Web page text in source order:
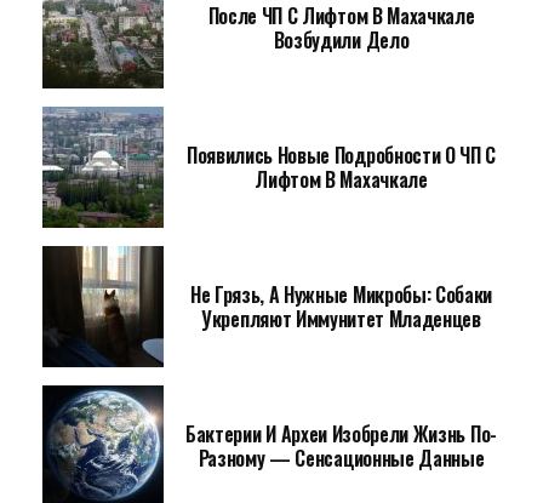
После ЧП С Лифтом В Махачкале
Возбудили Дело
Появились Новые Подробности О ЧП С
Лифтом В Махачкале
Не Грязь, А Нужные Микробы: Собаки
Укрепляют Иммунитет Младенцев
Бактерии И Археи Изобрели Жизнь По-
Разному — Сенсационные Данные